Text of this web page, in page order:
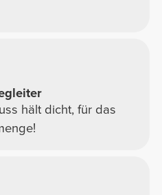
hält dicht, für das